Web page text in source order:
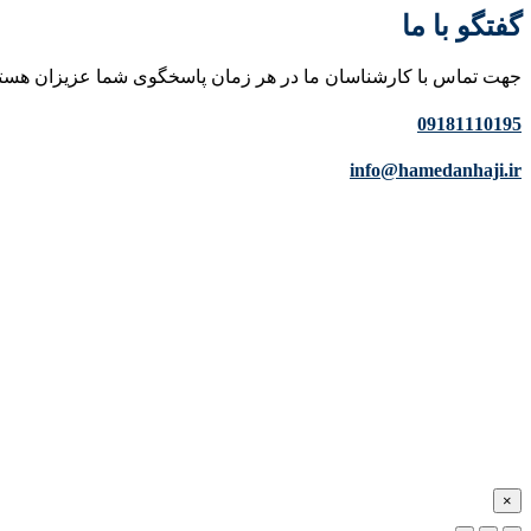
گفتگو با ما
جهت تماس با کارشناسان ما در هر زمان پاسخگوی شما عزیزان
09181110195
info@hamedanhaji.ir
×